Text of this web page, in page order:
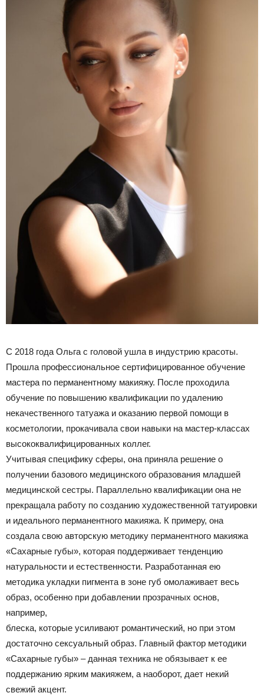
С 2018 года Ольга с головой ушла в индустрию красоты.
Прошла профессиональное сертифицированное обучение
мастера по перманентному макияжу. После проходила
обучение по повышению квалификации по удалению
некачественного татуажа и оказанию первой помощи в
косметологии, прокачивала свои навыки на мастер-классах
высококвалифицированных коллег.
Учитывая специфику сферы, она приняла решение о
получении базового медицинского образования младшей
медицинской сестры. Параллельно квалификации она не
прекращала работу по созданию художественной татуировки
и идеального перманентного макияжа. К примеру, она
создала свою авторскую методику перманентного макияжа
«Сахарные губы», которая поддерживает тенденцию
натуральности и естественности. Разработанная ею
методика укладки пигмента в зоне губ омолаживает весь
образ, особенно при добавлении прозрачных основ,
например,
блеска, которые усиливают романтический, но при этом
достаточно сексуальный образ. Главный фактор методики
«Сахарные губы» – данная техника не обязывает к ее
поддержанию ярким макияжем, а наоборот, дает некий
свежий акцент.